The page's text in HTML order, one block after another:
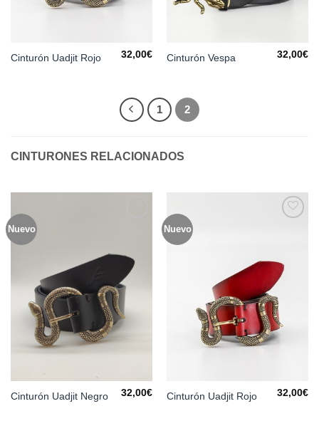
Cinturón Uadjit Rojo 32,00€ Cinturón Vespa 32,00€
1 2
CINTURONES RELACIONADOS
Nuevo
deseos
Cinturón Uadjit Negro 32,00€
Nuevo
Cinturón Uadjit Rojo 32,00€